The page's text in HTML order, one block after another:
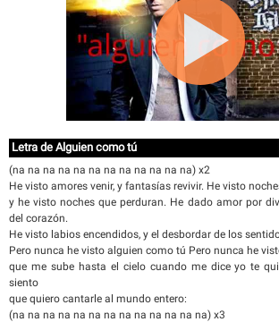
Letra de Alguien como tú
(na na na na na na na na na na na na) x2
He visto amores venir, y fantasías revivir. He visto
y he visto noches que perduran. He dado amor por
del corazón.
He visto labios encendidos, y el desbordar de los
Pero nunca he visto alguien como tú Pero nunca he
que me sube hasta el cielo cuando me dice yo te
siento
que quiero cantarle al mundo entero:
(na na na na na na na na na na na na na) x3